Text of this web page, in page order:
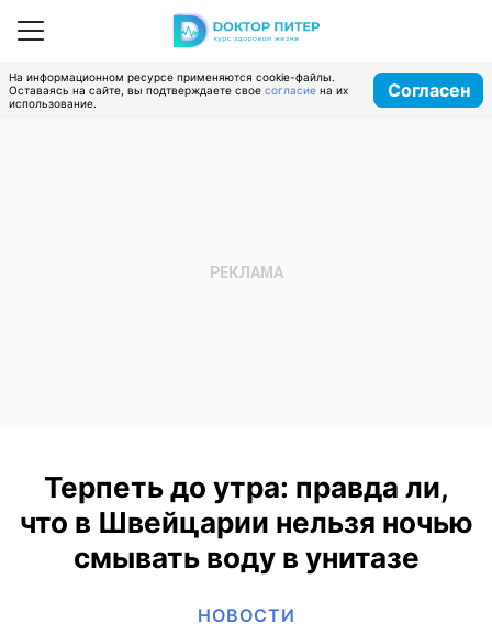
На информационном ресурсе применяются cookie-файлы.
Оставаясь на сайте, вы подтверждаете свое согласие на их
использование.
Согласен
Терпеть до утра: правда ли,
что в Швейцарии нельзя ночью
смывать воду в унитазе
НОВОСТИ